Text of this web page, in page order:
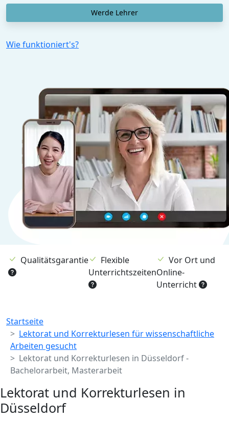
Werde Lehrer
Wie funktioniert's?
Qualitätsgarantie
Flexible
Unterrichtszeiten
Vor Ort und
Online-
Unterricht
Breadcrumb
Startseite
Lektorat und Korrekturlesen für wissenschaftliche
Arbeiten gesucht
Lektorat und Korrekturlesen in Düsseldorf -
Bachelorarbeit, Masterarbeit
Lektorat und Korrekturlesen in
Düsseldorf